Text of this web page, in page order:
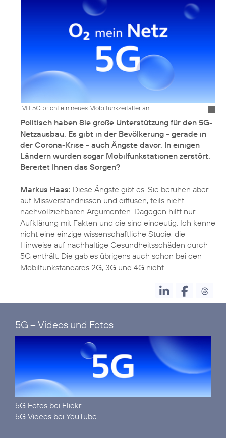
Mit 5G bricht ein neues Mobilfunkzeitalter an.
Politisch haben Sie große Unterstützung für den 5G-
Netzausbau. Es gibt in der Bevölkerung - gerade in
der Corona-Krise - auch Ängste davor. In einigen
Ländern wurden sogar Mobilfunkstationen zerstört.
Bereitet Ihnen das Sorgen?
Markus Haas: Diese Ängste gibt es. Sie beruhen aber
auf Missverständnissen und diffusen, teils nicht
nachvollziehbaren Argumenten. Dagegen hilft nur
Aufklärung mit Fakten und die sind eindeutig: Ich kenne
nicht eine einzige wissenschaftliche Studie, die
Hinweise auf nachhaltige Gesundheitsschäden durch
5G enthält. Die gab es übrigens auch schon bei den
Mobilfunkstandards 2G, 3G und 4G nicht.
5G – Videos und Fotos
5G Fotos bei Flickr
5G Videos bei YouTube